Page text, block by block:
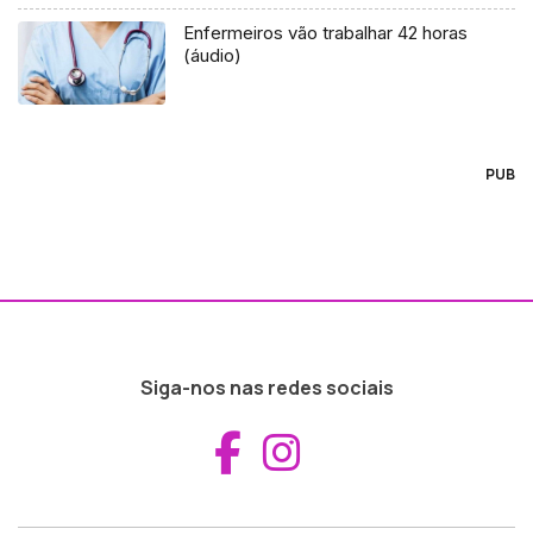
Enfermeiros vão trabalhar 42 horas
(áudio)
PUB
Siga-nos nas redes sociais
Aceder ao